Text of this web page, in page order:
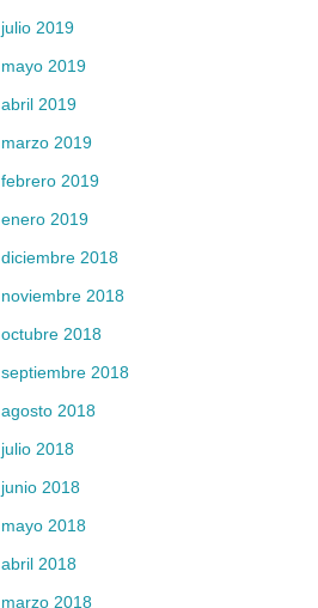
julio 2019
mayo 2019
abril 2019
marzo 2019
febrero 2019
enero 2019
diciembre 2018
noviembre 2018
octubre 2018
septiembre 2018
agosto 2018
julio 2018
junio 2018
mayo 2018
abril 2018
marzo 2018